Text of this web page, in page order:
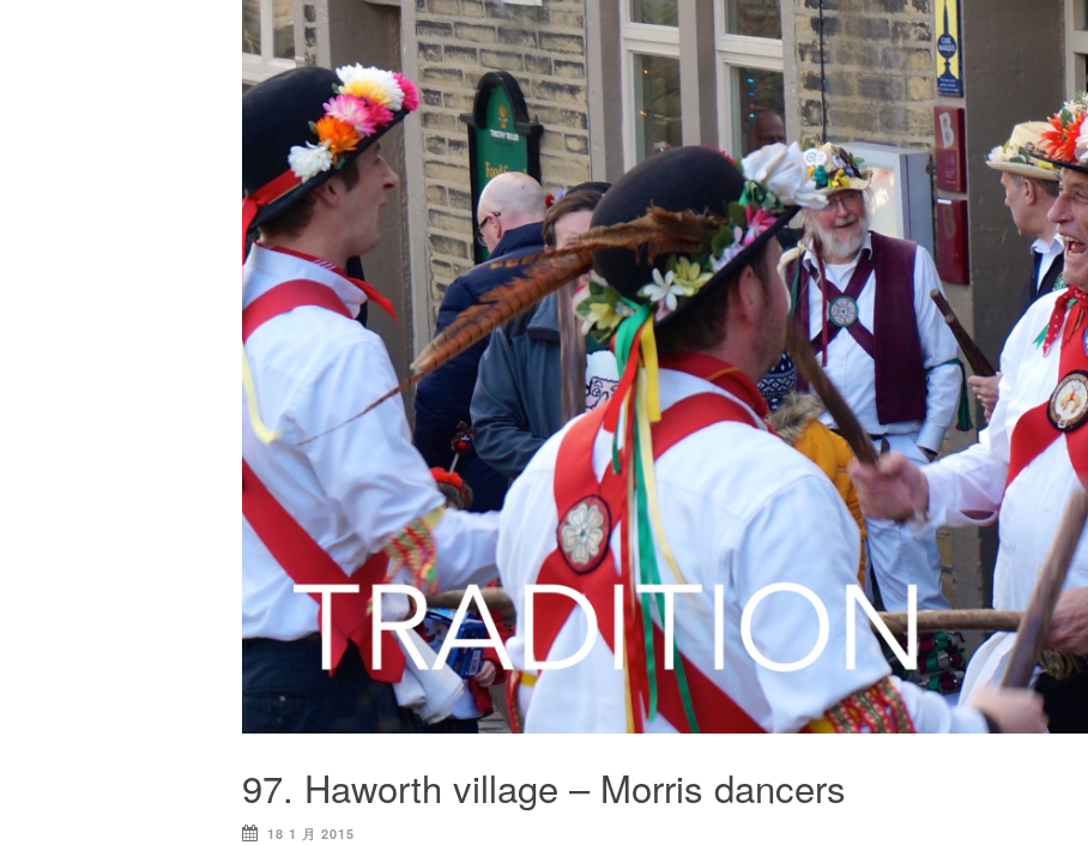
97. Haworth village – Morris dancers
18 1 月 2015